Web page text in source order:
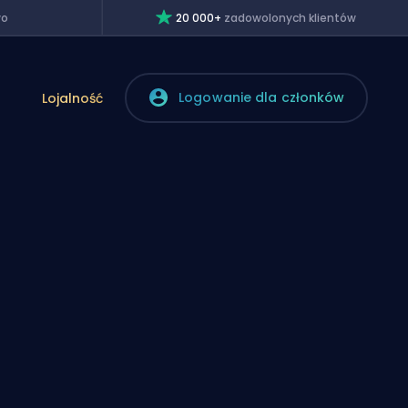
20 000+ zadowolonych klientów
Lojalność Logowanie dla członków